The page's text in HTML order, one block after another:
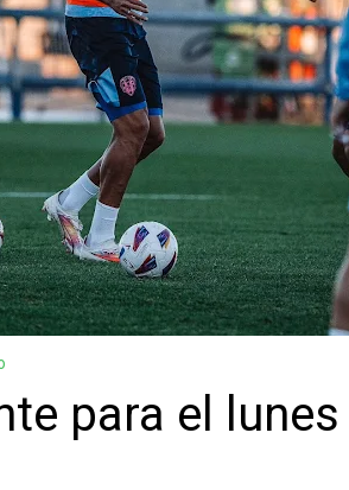
para el lunes